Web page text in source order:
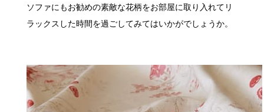
ソファにもお勧めの素敵な花柄をお部屋に取り入れてリ
ラックスした時間を過ごしてみてはいかがでしょうか。